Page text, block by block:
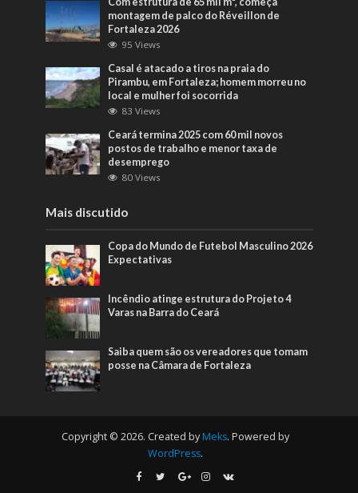
montagem de palco do Réveillon de
Fortaleza 2026
95 Views
Casal é atacado a tiros na praia do
Pirambu, em Fortaleza; homem morreu no
local e mulher foi socorrida
83 Views
Ceará termina 2025 com 60 mil novos
postos de trabalho e menor taxa de
desemprego
80 Views
Mais discutido
Copa do Mundo de Futebol Masculino 2026
Expectativas
Incêndio atinge estrutura do Projeto 4
Varas na Barra do Ceará
Saiba quem são os vereadores que tomam
posse na Câmara de Fortaleza
Copyright © 2026. Created by Meks. Powered by
WordPress.